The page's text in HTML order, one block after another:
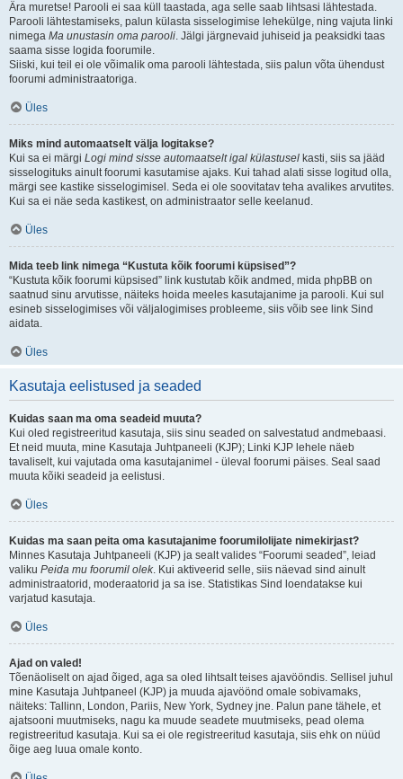
Ära muretse! Parooli ei saa küll taastada, aga selle saab lihtsasi lähtestada.
Parooli lähtestamiseks, palun külasta sisselogimise lehekülge, ning vajuta linki
nimega Ma unustasin oma parooli. Jälgi järgnevaid juhiseid ja peaksidki taas
saama sisse logida foorumile.
Siiski, kui teil ei ole võimalik oma parooli lähtestada, siis palun võta ühendust
foorumi administraatoriga.
Üles
Miks mind automaatselt välja logitakse?
Kui sa ei märgi Logi mind sisse automaatselt igal külastusel kasti, siis sa jääd
sisselogituks ainult foorumi kasutamise ajaks. Kui tahad alati sisse logitud olla,
märgi see kastike sisselogimisel. Seda ei ole soovitatav teha avalikes arvutites.
Kui sa ei näe seda kastikest, on administraator selle keelanud.
Üles
Mida teeb link nimega “Kustuta kõik foorumi küpsised”?
“Kustuta kõik foorumi küpsised” link kustutab kõik andmed, mida phpBB on
saatnud sinu arvutisse, näiteks hoida meeles kasutajanime ja parooli. Kui sul
esineb sisselogimises või väljalogimises probleeme, siis võib see link Sind
aidata.
Üles
Kasutaja eelistused ja seaded
Kuidas saan ma oma seadeid muuta?
Kui oled registreeritud kasutaja, siis sinu seaded on salvestatud andmebaasi.
Et neid muuta, mine Kasutaja Juhtpaneeli (KJP); Linki KJP lehele näeb
tavaliselt, kui vajutada oma kasutajanimel - üleval foorumi päises. Seal saad
muuta kõiki seadeid ja eelistusi.
Üles
Kuidas ma saan peita oma kasutajanime foorumilolijate nimekirjast?
Minnes Kasutaja Juhtpaneeli (KJP) ja sealt valides “Foorumi seaded”, leiad
valiku Peida mu foorumil olek. Kui aktiveerid selle, siis näevad sind ainult
administraatorid, moderaatorid ja sa ise. Statistikas Sind loendatakse kui
varjatud kasutaja.
Üles
Ajad on valed!
Tõenäoliselt on ajad õiged, aga sa oled lihtsalt teises ajavööndis. Sellisel juhul
mine Kasutaja Juhtpaneel (KJP) ja muuda ajavöönd omale sobivamaks,
näiteks: Tallinn, London, Pariis, New York, Sydney jne. Palun pane tähele, et
ajatsooni muutmiseks, nagu ka muude seadete muutmiseks, pead olema
registreeritud kasutaja. Kui sa ei ole registreeritud kasutaja, siis ehk on nüüd
õige aeg luua omale konto.